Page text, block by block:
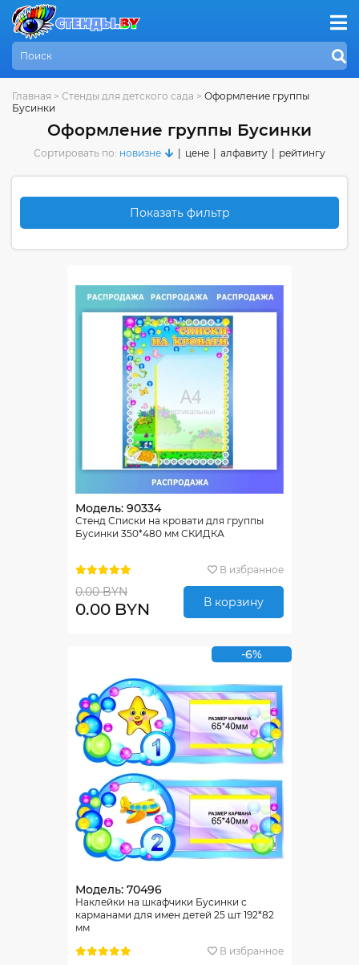
Главная > Стенды для детского сада > Оформление группы
Бусинки
Оформление группы Бусинки
Сортировать по: новизне цене алфавиту рейтингу
Показать фильтр
Модель: 90334
Стенд Списки на кровати для группы
Бусинки 350*480 мм СКИДКА
В избранное
0.00 BYN
0.00 BYN В корзину
-6%
Модель: 70496
Наклейки на шкафчики Бусинки с
карманами для имен детей 25 шт 192*82
мм
В избранное